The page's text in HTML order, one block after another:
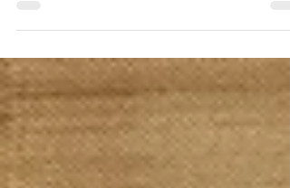
關創新科技與人工智能的應用」的教師培訓
作坊。是次培訓總共有41位參加者，都是來
自北區、大埔區和沙田區的小學教師。 是次
培訓有幸獲得教育局的支持，科學教育組總
程發展主任謝斌麟先生首先簡介創新科技教
育，隨後鳳一小校長朱偉林校長講解學校系